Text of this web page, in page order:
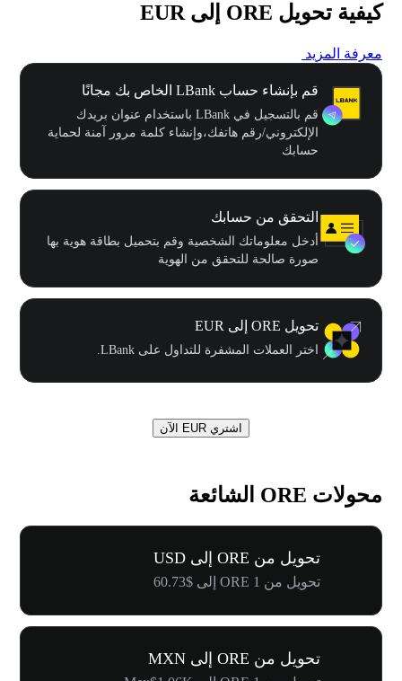
كيفية تحويل ORE إلى EUR
معرفة المزيد
قم بإنشاء حساب LBank الخاص بك مجانًا
قم بالتسجيل في LBank باستخدام عنوان بريدك
الإلكتروني/رقم هاتفك،وإنشاء كلمة مرور آمنة لحماية
حسابك
التحقق من حسابك
أدخل معلوماتك الشخصية وقم بتحميل بطاقة هوية بها
صورة صالحة للتحقق من الهوية
تحويل ORE إلى EUR
اختر العملات المشفرة للتداول على LBank.
اشتري EUR الآن
محولات ORE الشائعة
تحويل من ORE إلى USD
تحويل من 1 ORE إلى $60.73
تحويل من ORE إلى MXN